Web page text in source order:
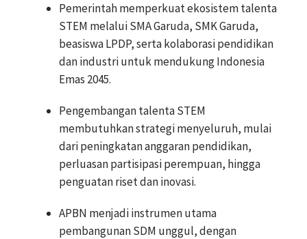
Pemerintah memperkuat ekosistem talenta
STEM melalui SMA Garuda, SMK Garuda,
beasiswa LPDP, serta kolaborasi pendidikan
dan industri untuk mendukung Indonesia
Emas 2045.
Pengembangan talenta STEM
membutuhkan strategi menyeluruh, mulai
dari peningkatan anggaran pendidikan,
perluasan partisipasi perempuan, hingga
penguatan riset dan inovasi.
APBN menjadi instrumen utama
pembangunan SDM unggul, dengan